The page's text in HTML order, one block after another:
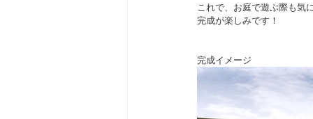
これで、お庭で遊ぶ際も気
完成が楽しみです！
完成イメージ